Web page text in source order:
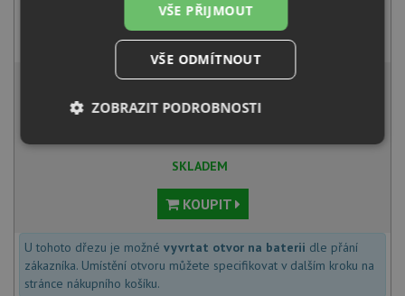
Blanco MIDA-S antracit 521455
4 941 Kčs DPH
13 577 Kčs DPH
Běžná cena:14 292 Kč
SKLADEM
KOUPIT
U tohoto dřezu je možné vyvrtat otvor na baterii dle přání
zákazníka. Umístění otvoru můžete specifikovat v dalším kroku na
stránce nákupního košíku.
VŠE PŘIJMOUT
VŠE ODMÍTNOUT
ZOBRAZIT PODROBNOSTI
Nezbytně
Výkonové
soubory
Soubory
Funkční soubory
Nezařazené
soubory